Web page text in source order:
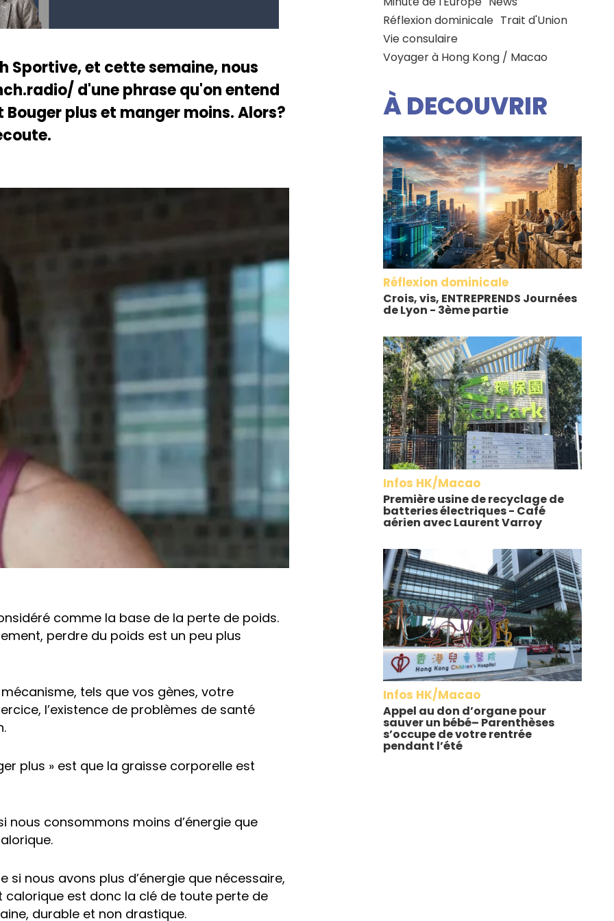
Sportive, et cette semaine, nous
d'une phrase qu'on entend
plus et manger moins. Alors?
comme la base de la perte de poids.
perdre du poids est un peu plus
tels que vos gènes, votre
l’existence de problèmes de santé
plus » est que la graisse corporelle est
nous consommons moins d’énergie que
si nous avons plus d’énergie que nécessaire,
est donc la clé de toute perte de
durable et non drastique.
Réflexion dominicale Trait d'Union
Vie consulaire
Voyager à Hong Kong / Macao
À DECOUVRIR
Réflexion dominicale
Crois, vis, ENTREPRENDS Journées
de Lyon - 3ème partie
Infos HK/Macao
Première usine de recyclage de
batteries électriques - Café
aérien avec Laurent Varroy
Infos HK/Macao
Appel au don d’organe pour
sauver un bébé– Parenthèses
s’occupe de votre rentrée
pendant l’été